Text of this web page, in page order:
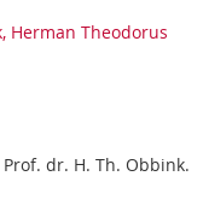
Herman Theodorus
dr. H. Th. Obbink.